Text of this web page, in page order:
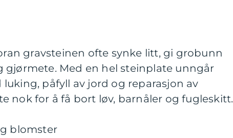
gravsteinen ofte synke litt, gi grobunn
gjørmete. Med en hel steinplate unngår
påfyll av jord og reparasjon av
nok for å få bort løv, barnåler og fugleskitt.
blomster